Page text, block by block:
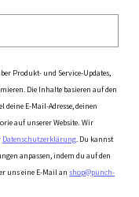
Produkt- und Service-Updates,
Die Inhalte basieren auf den
E-Mail-Adresse, deinen
auf unserer Website. Wir
Datenschutzerklärung. Du kannst
anpassen, indem du auf den
uns eine E-Mail an shop@punch-